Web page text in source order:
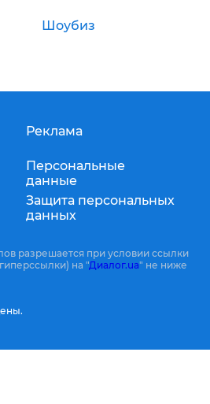
Шоубиз
Реклама
Персональные
данные
Защита персональных
данных
разрешается при условии ссылки
на "Диалог.ua" не ниже